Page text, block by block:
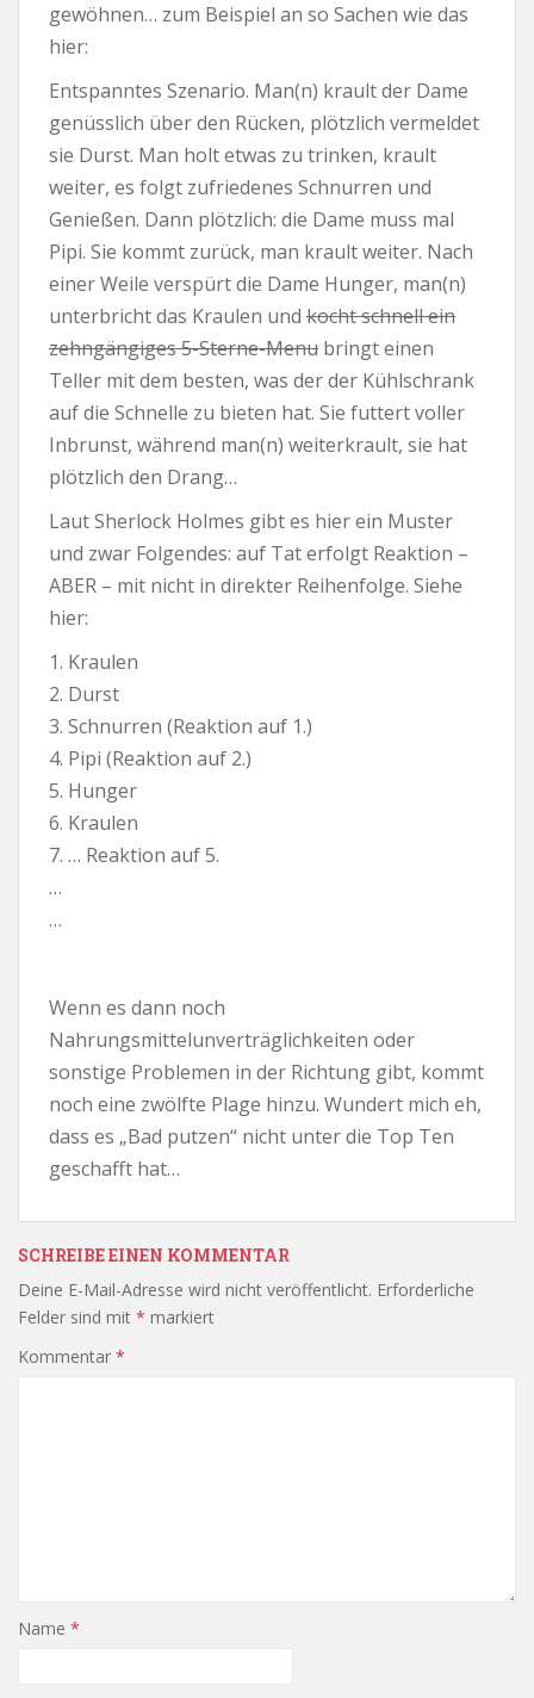
gewöhnen… zum Beispiel an so Sachen wie das
hier:
Entspanntes Szenario. Man(n) krault der Dame
genüsslich über den Rücken, plötzlich vermeldet
sie Durst. Man holt etwas zu trinken, krault
weiter, es folgt zufriedenes Schnurren und
Genießen. Dann plötzlich: die Dame muss mal
Pipi. Sie kommt zurück, man krault weiter. Nach
einer Weile verspürt die Dame Hunger, man(n)
unterbricht das Kraulen und kocht schnell ein
zehngängiges 5-Sterne-Menu bringt einen
Teller mit dem besten, was der der Kühlschrank
auf die Schnelle zu bieten hat. Sie futtert voller
Inbrunst, während man(n) weiterkrault, sie hat
plötzlich den Drang…
Laut Sherlock Holmes gibt es hier ein Muster
und zwar Folgendes: auf Tat erfolgt Reaktion –
ABER – mit nicht in direkter Reihenfolge. Siehe
hier:
1. Kraulen
2. Durst
3. Schnurren (Reaktion auf 1.)
4. Pipi (Reaktion auf 2.)
5. Hunger
6. Kraulen
7. … Reaktion auf 5.
…
…
Wenn es dann noch
Nahrungsmittelunverträglichkeiten oder
sonstige Problemen in der Richtung gibt, kommt
noch eine zwölfte Plage hinzu. Wundert mich eh,
dass es „Bad putzen“ nicht unter die Top Ten
geschafft hat…
SCHREIBE EINEN KOMMENTAR
Deine E-Mail-Adresse wird nicht veröffentlicht. Erforderliche
Felder sind mit * markiert
Kommentar *
Name *